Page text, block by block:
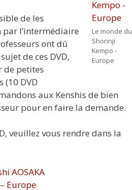
Le monde du
Shorinji
Kempo -
Europe
de les
l’intermédiaire
ont dû
de ces DVD,
de petites
(10 DVD
aux Kenshis de bien
pour en faire la demande.
veuillez vous rendre dans la
AOSAKA
Europe